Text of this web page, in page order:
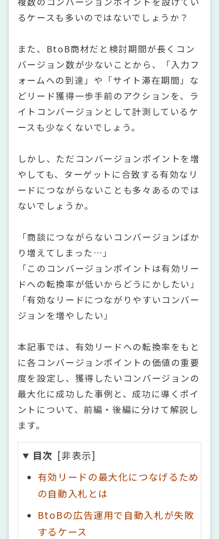
るケースも多いのではないでしょうか？
また、BtoB商材だと検討期間が長くコン
バージョン数が少ないことから、「入力フ
ォームへの到達」や「サイト滞在期間」な
どリード獲得一歩手前のアクションを、ラ
イトコンバージョンとして計測しているケ
ースも少なくないでしょう。
しかし、ただコンバージョンポイントを増
やしても、ターゲットに合致する有効なリ
ードにつながらないことも多々あるのでは
ないでしょうか。
「商談につながらないコンバージョンばか
り増えてしまった…」
「このコンバージョンポイントは有効リー
ドへの転換率が低いからどうにかしたい」
「有効なリードにつながりやすいコンバー
ジョンを増やしたい」
本記事では、有効リードへの転換率をもと
に各コンバージョンポイントの価値の重要
度を設定し、獲得したいコンバージョンの
最大化に成功した事例と、成功に導くポイ
ントについて、前編・後編に分けて解説し
ます。
目次
有効リードの最大化につなげるため
の自動入札とは
BtoBの広告運用で自動入札が失敗
するケース